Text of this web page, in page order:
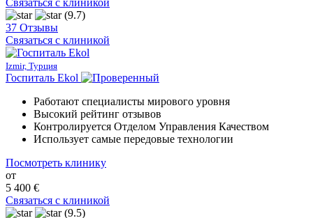
(9.7)
37 Отзывы
Связаться с клиникой
Izmir, Турция
Госпиталь Ekol
Работают специалисты мирового уровня
Высокий рейтинг отзывов
Контролируется Отделом Управления Качеством
Использует самые передовые технологии
Посмотреть клинику
от
5 400 €
Связаться с клиникой
(9.5)